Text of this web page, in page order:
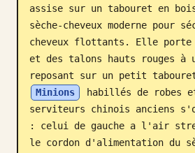
assise sur un tabouret en
sèche-cheveux moderne pour
cheveux flottants. Elle porte
et des talons hauts rouges à
reposant sur un petit
Minions
habillés de robes
serviteurs chinois anciens
: celui de gauche a l'air
le cordon d'alimentation du